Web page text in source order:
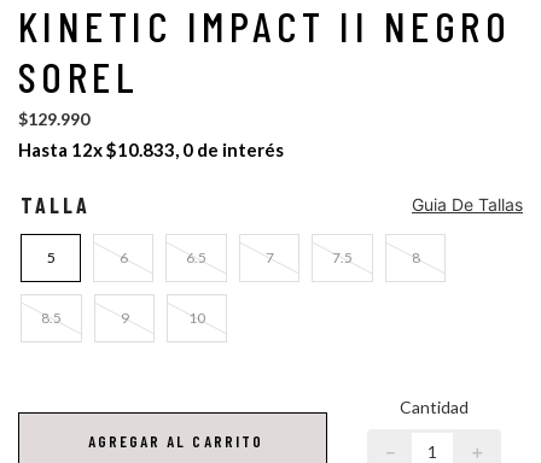
KINETIC IMPACT II NEGRO
SOREL
$129.990
Hasta 12x$10.833, 0 de interés
Guia De Tallas
TALLA
5 6 6.5 7 7.5 8
8.5 9 10
AGREGAR AL CARRITO
Cantidad
＋
－
botas
bototo